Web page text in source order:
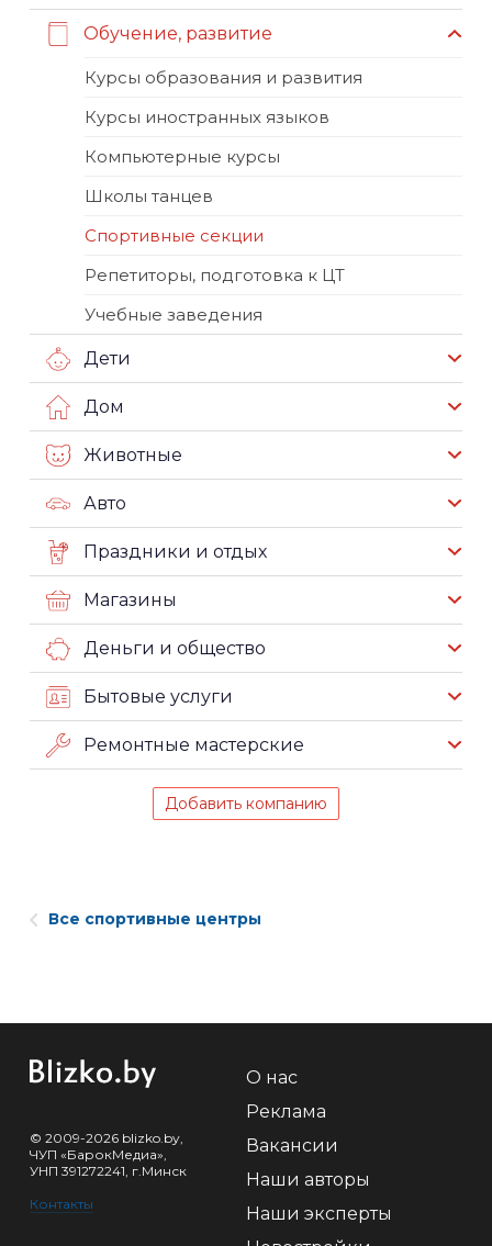
Обучение, развитие
Курсы образования и развития
Курсы иностранных языков
Компьютерные курсы
Школы танцев
Спортивные секции
Репетиторы, подготовка к ЦТ
Учебные заведения
Дети
Дом
Животные
Авто
Праздники и отдых
Магазины
Деньги и общество
Бытовые услуги
Ремонтные мастерские
Добавить компанию
Все спортивные центры
© 2009-2026 blizko.by,
ЧУП «БарокМедиа»,
УНП 391272241, г.Минск
Контакты
О нас
Реклама
Вакансии
Наши авторы
Наши эксперты